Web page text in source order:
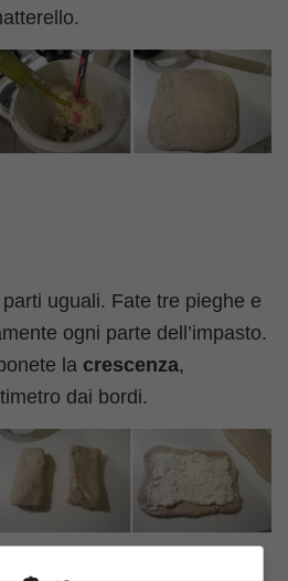
uguali. Fate tre pieghe e
ogni parte dell’impasto.
la crescenza,
dai bordi.